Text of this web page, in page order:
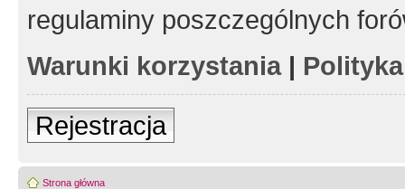
regulaminy poszczególnych
Warunki korzystania|
Rejestracja
Strona główna